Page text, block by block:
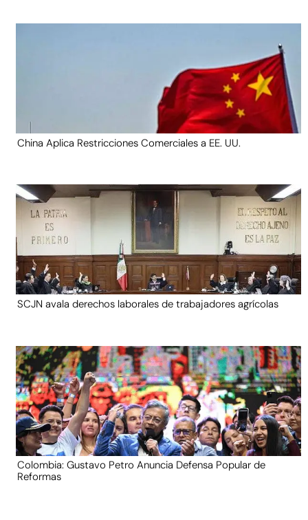
China Aplica Restricciones Comerciales a EE. UU.
SCJN avala derechos laborales de trabajadores agrícolas
Colombia: Gustavo Petro Anuncia Defensa Popular de
Reformas